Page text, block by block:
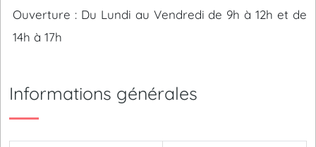
Ouverture : Du Lundi au Vendredi de 9h à 12h et de
14h à 17h
Informations générales